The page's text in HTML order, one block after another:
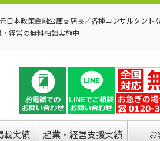
本政策金融公庫支店長／各種コンサルタント
経営の無料相談実施中
載実績 起業・経営支援実績